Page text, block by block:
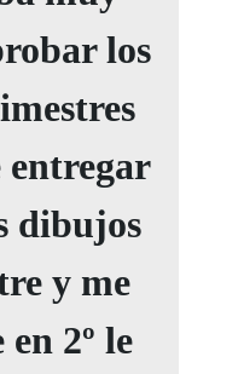
los
entregar
dibujos
y me
2º le